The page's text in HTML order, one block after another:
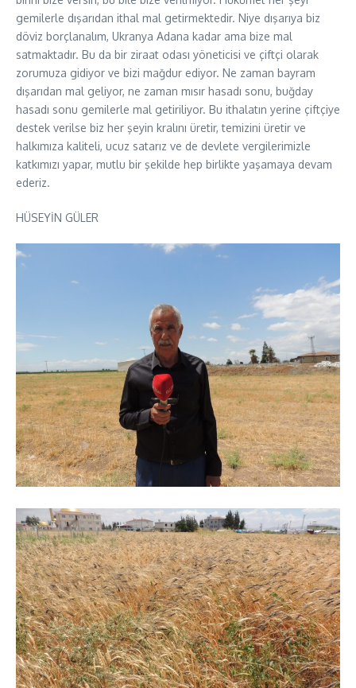
gemilerle dışarıdan ithal mal getirmektedir. Niye dışarıya biz
döviz borçlanalım, Ukranya Adana kadar ama bize mal
satmaktadır. Bu da bir ziraat odası yöneticisi ve çiftçi olarak
zorumuza gidiyor ve bizi mağdur ediyor. Ne zaman bayram
dışarıdan mal geliyor, ne zaman mısır hasadı sonu, buğday
hasadı sonu gemilerle mal getiriliyor. Bu ithalatın yerine çiftçiye
destek verilse biz her şeyin kralını üretir, temizini üretir ve
halkımıza kaliteli, ucuz satarız ve de devlete vergilerimizle
katkımızı yapar, mutlu bir şekilde hep birlikte yaşamaya devam
ederiz.
HÜSEYİN GÜLER